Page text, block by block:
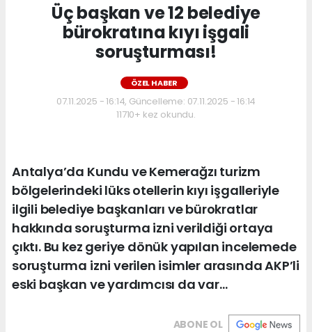
Üç başkan ve 12 belediye
bürokratına kıyı işgali
soruşturması!
ÖZEL HABER
07.11.2025 - 16:14, Güncelleme: 07.11.2025 - 16:14
11710+ kez okundu.
Antalya’da Kundu ve Kemerağzı turizm
bölgelerindeki lüks otellerin kıyı işgalleriyle
ilgili belediye başkanları ve bürokratlar
hakkında soruşturma izni verildiği ortaya
çıktı. Bu kez geriye dönük yapılan incelemede
soruşturma izni verilen isimler arasında AKP’li
eski başkan ve yardımcısı da var…
ABONE OL